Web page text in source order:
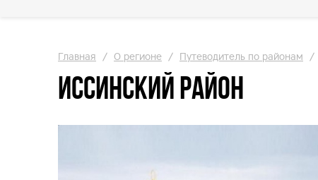
Главная / О регионе / Путеводитель по районам /
Иссинский район